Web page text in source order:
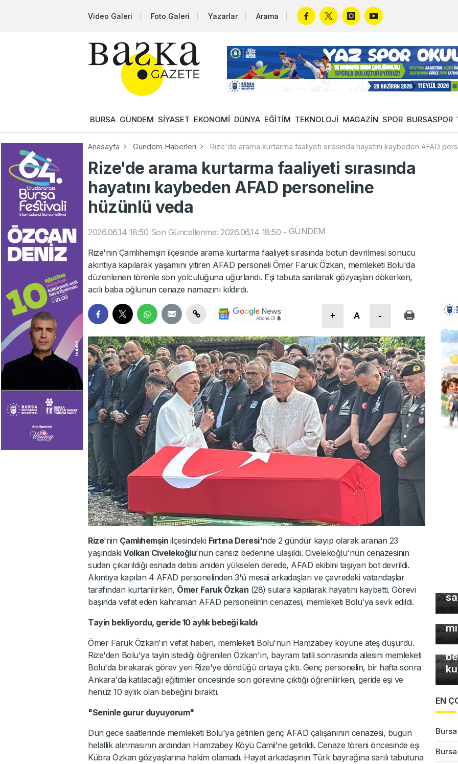
Video Galeri Foto Galeri Yazarlar Arama
BURSA GÜNDEM SİYASET EKONOMİ DÜNYA EĞİTİM TEKNOLOJİ MAGAZİN SPOR BURSASPOR
Anasayfa Gündem Haberleri Rize'de arama kurtarma faaliyeti sırasında hayatını kaybeden AFAD
Rize'de arama kurtarma faaliyeti sırasında
hayatını kaybeden AFAD personeline
hüzünlü veda
2026.06.14 18:50 Son Güncellenme: 2026.06.14 18:50 - GÜNDEM
Rize'nin Çamlıhemşin ilçesinde arama kurtarma faaliyeti sırasında botun devrilmesi sonucu
akıntıya kapılarak yaşamını yitiren AFAD personeli Ömer Faruk Özkan, memleketi Bolu'da
düzenlenen törenle son yolculuğuna uğurlandı. Eşi tabuta sarılarak gözyaşları dökerken,
acılı baba oğlunun cenaze namazını kıldırdı.
+ A -
Rize'nin Çamlıhemşin ilçesindeki Fırtına Deresi'nde 2 gündür kayıp olarak aranan 23
yaşındaki Volkan Civelekoğlu'nun cansız bedenine ulaşıldı. Civelekoğlu'nun cenazesinin
sudan çıkarıldığı esnada debisi aniden yükselen derede, AFAD ekibini taşıyan bot devrildi.
Akıntıya kapılan 4 AFAD personelinden 3'ü mesai arkadaşları ve çevredeki vatandaşlar
tarafından kurtarılırken, Ömer Faruk Özkan (28) sulara kapılarak hayatını kaybetti. Görevi
başında vefat eden kahraman AFAD personelinin cenazesi, memleketi Bolu'ya sevk edildi.
Tayin bekliyordu, geride 10 aylık bebeği kaldı
Ömer Faruk Özkan'ın vefat haberi, memleketi Bolu'nun Hamzabey köyüne ateş düşürdü.
Rize'den Bolu'ya tayin istediği öğrenilen Özkan'ın, bayram tatili sonrasında ailesini memleketi
Bolu'da bırakarak görev yeri Rize'ye döndüğü ortaya çıktı. Genç personelin, bir hafta sonra
Ankara'da katılacağı eğitimler öncesinde son görevine çıktığı öğrenilirken, geride eşi ve
henüz 10 aylık olan bebeğini bıraktı.
"Seninle gurur duyuyorum"
Dün gece saatlerinde memleketi Bolu'ya getirilen genç AFAD çalışanının cenazesi, bugün
helallik alınmasının ardından Hamzabey Köyü Camii'ne getirildi. Cenaze töreni öncesinde eşi
Kübra Özkan gözyaşlarına hakim olamadı. Hayat arkadaşının Türk bayrağına sarılı tabutuna
EN